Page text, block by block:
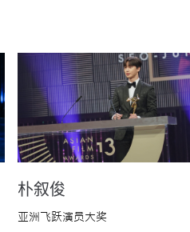
朴叙俊
亚洲飞跃演员大奖